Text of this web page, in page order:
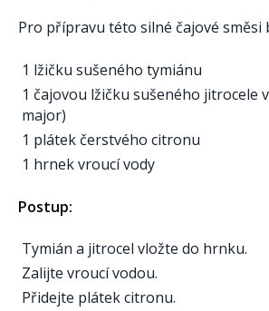
Pro přípravu této silné čajové
1 lžičku sušeného tymiánu
1 čajovou lžičku sušeného jitrocele
major)
1 plátek čerstvého citronu
1 hrnek vroucí vody
Postup:
Tymián a jitrocel vložte do hrnku.
Zalijte vroucí vodou.
Přidejte plátek citronu.